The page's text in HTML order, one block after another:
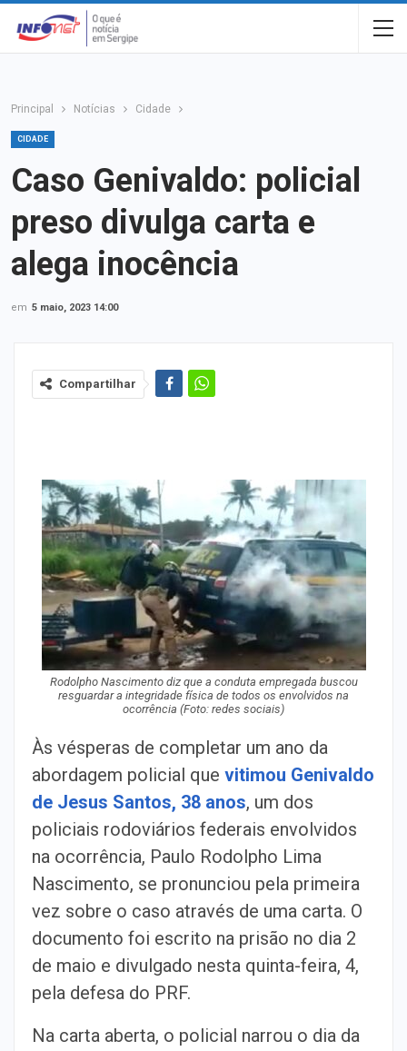
Principal Notícias Cidade
CIDADE
Caso Genivaldo: policial
preso divulga carta e
alega inocência
em 5 maio, 2023 14:00
Compartilhar
Rodolpho Nascimento diz que a conduta empregada buscou
resguardar a integridade física de todos os envolvidos na
ocorrência (Foto: redes sociais)
Às vésperas de completar um ano da
abordagem policial que vitimou Genivaldo
de Jesus Santos, 38 anos, um dos
policiais rodoviários federais envolvidos
na ocorrência, Paulo Rodolpho Lima
Nascimento, se pronunciou pela primeira
vez sobre o caso através de uma carta. O
documento foi escrito na prisão no dia 2
de maio e divulgado nesta quinta-feira, 4,
pela defesa do PRF.
Na carta aberta, o policial narrou o dia da